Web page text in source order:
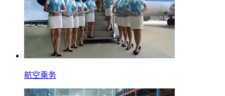
航空乘务